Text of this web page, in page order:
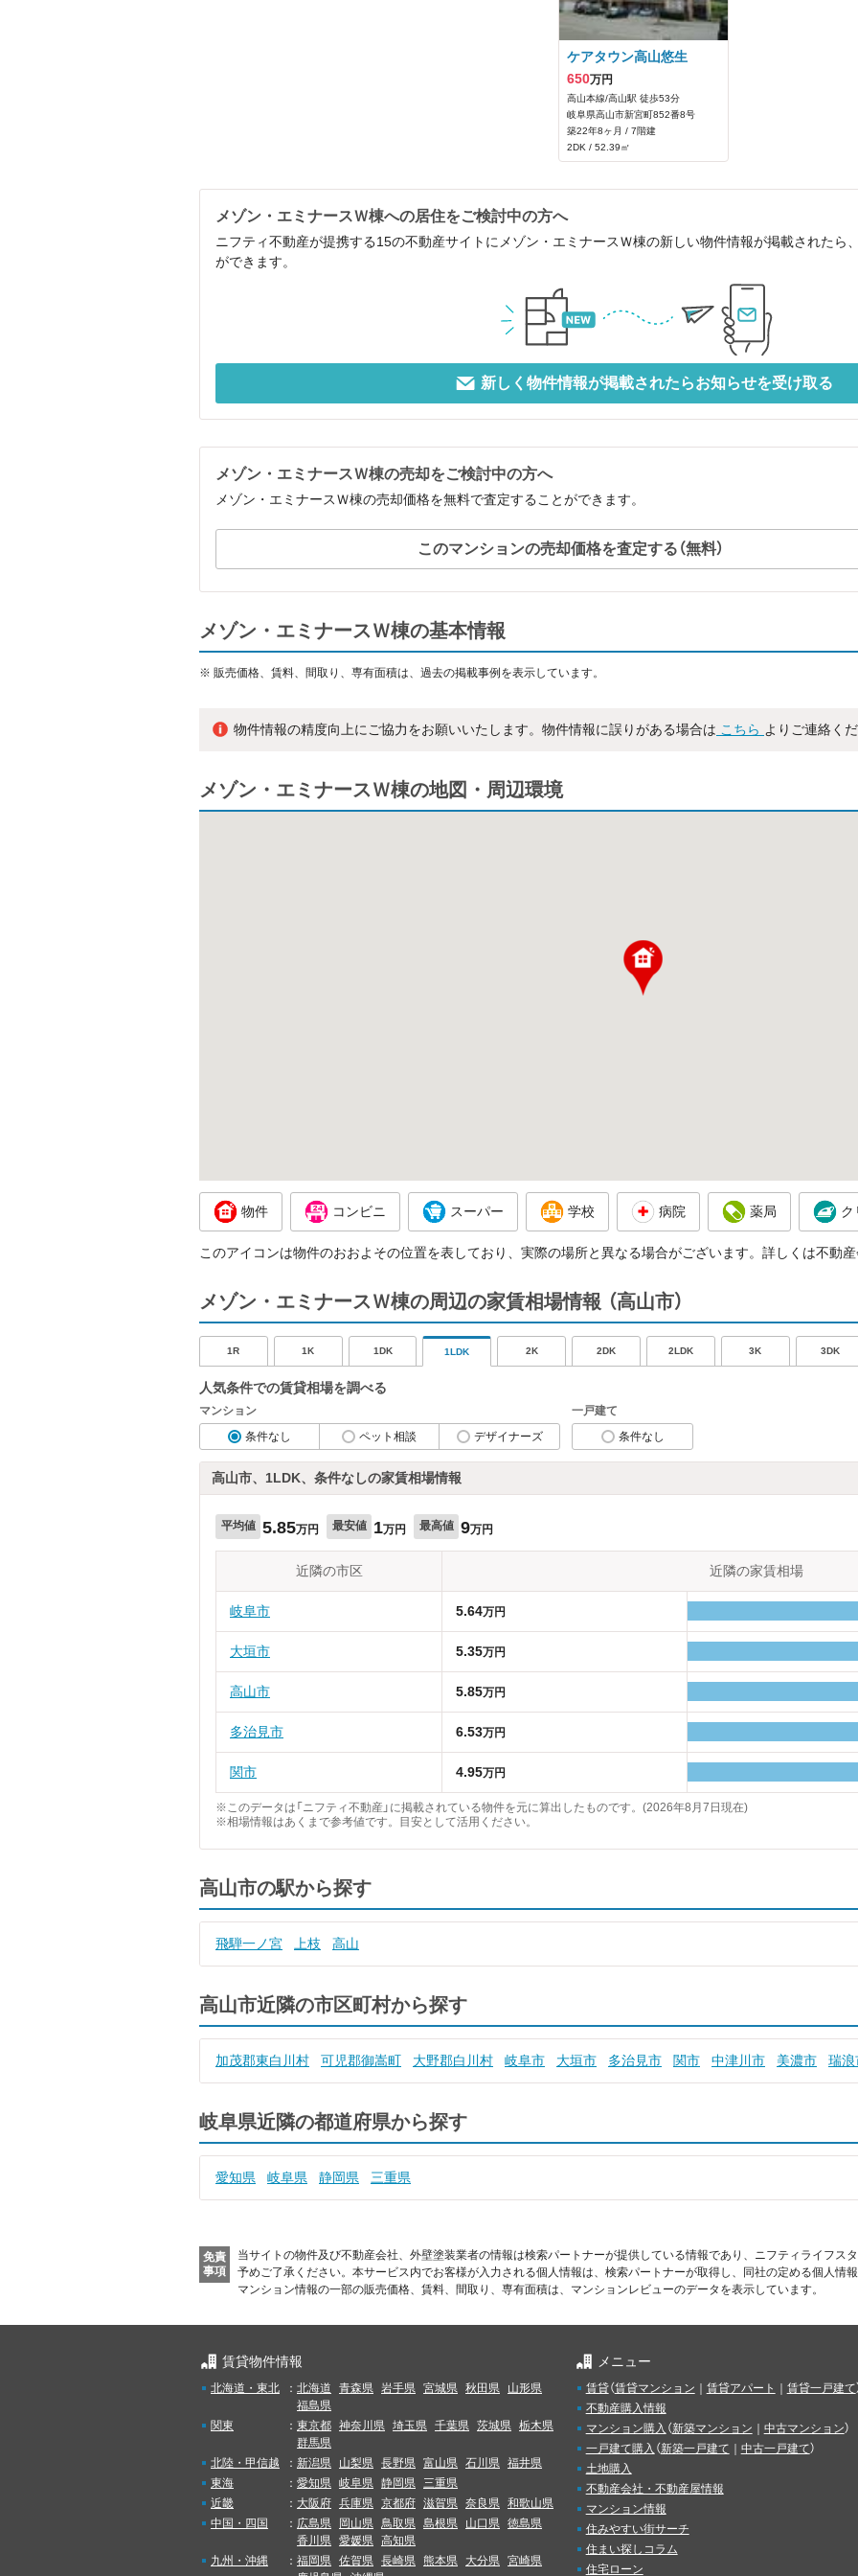
ケアタウン高山悠生
650万円
高山本線/高山駅 徒歩53分
岐阜県高山市新宮町852番8号
築22年8ヶ月 / 7階建
2DK / 52.39㎡
メゾン・エミナースＷ棟への居住をご検討中の方へ
ニフティ不動産が提携する15の不動産サイトにメゾン・エミナースＷ棟の新しい物件情報が掲載されたら
ができます。
新しく物件情報が掲載されたらお知らせを受け取る
メゾン・エミナースＷ棟の売却をご検討中の方へ
メゾン・エミナースＷ棟の売却価格を無料で査定することができます。
このマンションの売却価格を査定する（無料）
メゾン・エミナースＷ棟の基本情報
※ 販売価格、賃料、間取り、専有面積は、過去の掲載事例を表示しています。
物件情報の精度向上にご協力をお願いいたします。物件情報に誤りがある場合は こちら よりご連絡く
メゾン・エミナースＷ棟の地図・周辺環境
物件 コンビニ スーパー 学校 病院 薬局 ク
このアイコンは物件のおおよその位置を表しており、実際の場所と異なる場合がございます。詳しくは不動
メゾン・エミナースＷ棟の周辺の家賃相場情報 （高山市）
1R 1K 1DK 1LDK 2K 2DK 2LDK 3K 3DK
人気条件での賃貸相場を調べる
マンション
条件なし
ペット相談 デザイナーズ
一戸建て
条件なし
高山市、1LDK、条件なしの家賃相場情報
平均値 5.85万円 最安値 1万円 最高値 9万円
近隣の市区 近隣の家賃相場
岐阜市 5.64万円
大垣市 5.35万円
高山市 5.85万円
多治見市 6.53万円
関市 4.95万円
※このデータは「ニフティ不動産」に掲載されている物件を元に算出したものです。(2026年8月7日現在)
※相場情報はあくまで参考値です。目安として活用ください。
高山市の駅から探す
飛騨一ノ宮 上枝 高山
高山市近隣の市区町村から探す
加茂郡東白川村 可児郡御嵩町 大野郡白川村 岐阜市 大垣市 多治見市 関市 中津川市 美濃市 瑞浪
岐阜県近隣の都道府県から探す
愛知県 岐阜県 静岡県 三重県
免責
事項
当サイトの物件及び不動産会社、外壁塗装業者の情報は検索パートナーが提供している情報であり、ニフティライフス
予めご了承ください。 本サービス内でお客様が入力される個人情報は、検索パートナーが取得し、同社の定める個人情
マンション情報の一部の販売価格、賃料、間取り、専有面積は、マンションレビューのデータを表示しています。
賃貸物件情報
北海道・東北 ： 北海道 青森県 岩手県 宮城県 秋田県
山形県
福島県
関東
： 東京都 神奈川県 埼玉県 千葉県 茨城県
栃木県
群馬県
北陸・甲信越
： 新潟県 山梨県 長野県 富山県 石川県
福井県
東海
： 愛知県 岐阜県 静岡県
三重県
近畿
： 大阪府 兵庫県 京都府 滋賀県 奈良県
和歌山県
中国・四国
： 広島県 岡山県 鳥取県 島根県 山口県
徳島県
香川県
愛媛県
高知県
九州・沖縄
： 福岡県 佐賀県 長崎県 熊本県 大分県
宮崎県
メニュー
賃貸（賃貸マンション ｜ 賃貸アパート ｜ 賃貸一戸建て
不動産購入情報
マンション購入 （新築マンション ｜ 中古マンション）
一戸建て購入 （新築一戸建て ｜ 中古一戸建て）
土地購入
不動産会社・不動産屋情報
マンション情報
住みやすい街サーチ
住まい探しコラム
住宅ローン